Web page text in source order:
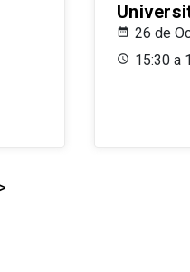
26 de
15:30 a